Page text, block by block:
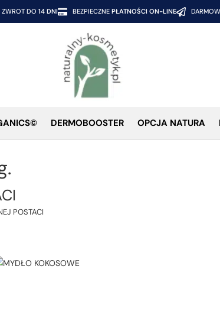
ZWROT DO 14 DNI BEZPIECZNE PŁATNOŚCI ON-LINE
DERMOBOOSTER OPCJA NATURA
POSTACI